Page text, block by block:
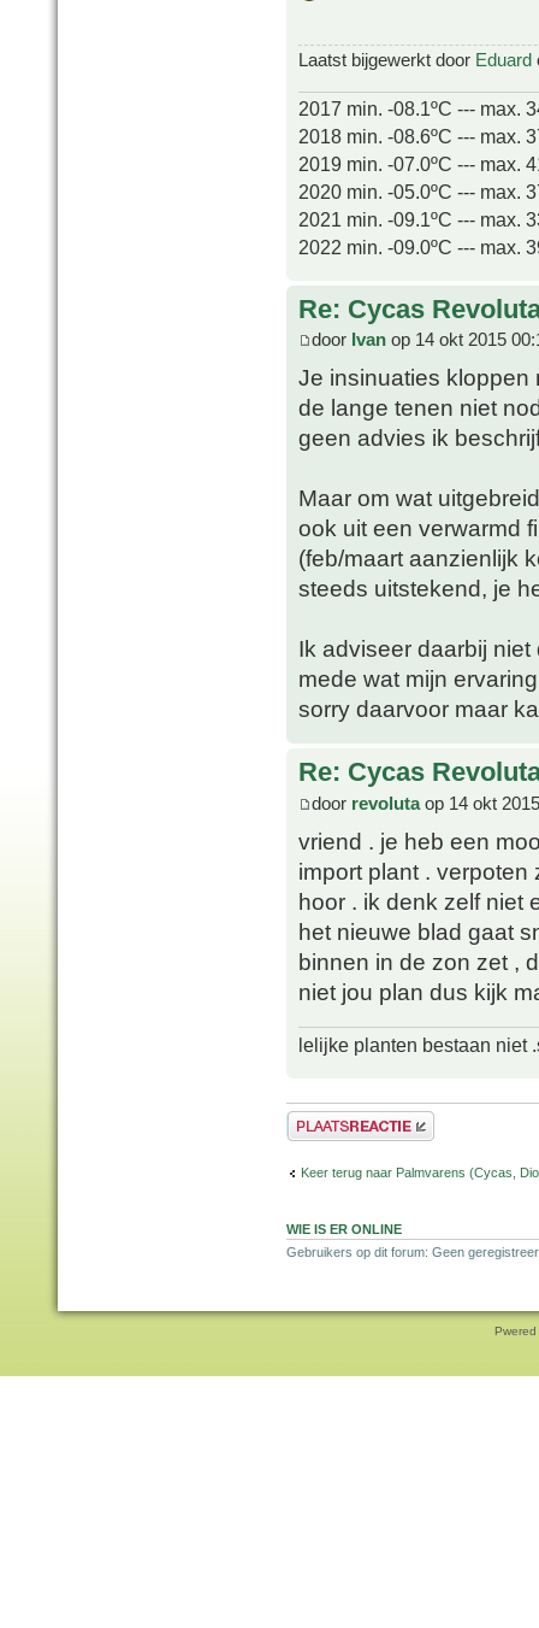
Laatst bijgewerkt door Eduard
2017 min. -08.1ºC --- max.
2018 min. -08.6ºC --- max.
2019 min. -07.0ºC --- max.
2020 min. -05.0ºC --- max.
2021 min. -09.1ºC --- max.
2022 min. -09.0ºC --- max.
Re: Cycas
door Ivan op 14 okt 2015
Je insinuaties kloppen
de lange tenen niet
geen advies ik
Maar om wat
ook uit een verwarmd
(feb/maart aanzienlijk
steeds uitstekend, je
Ik adviseer daarbij
mede wat mijn
sorry daarvoor maar
Re: Cycas
door revolutaop 14 okt
vriend . je heb een
import plant .
hoor . ik denk zelf niet
het nieuwe blad gaat
binnen in de zon zet ,
niet jou plan dus kijk
lelijke planten bestaan niet
Plaats een reactie
Keer terug naar Palmvarens (Cycas,
WIE IS ER ONLINE
Gebruikers op dit forum: Geen